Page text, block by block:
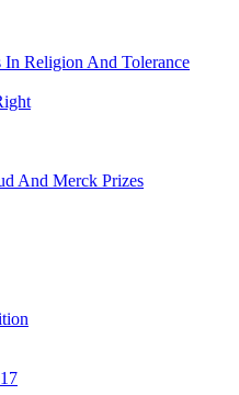
In Religion And Tolerance
And Merck Prizes